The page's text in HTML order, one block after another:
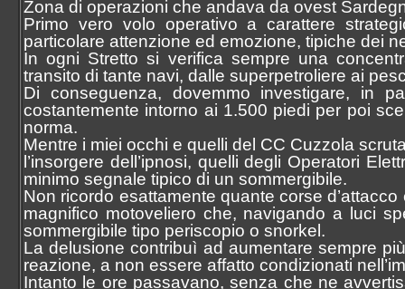
Zona di operazioni che andava da ovest
Primo vero volo operativo a carattere
particolare attenzione ed emozione, tipiche dei
In ogni Stretto si verifica sempre una
transito di tante navi, dalle superpetroliere ai
Di conseguenza, dovemmo investigare, in
costantemente intorno ai 1.500 piedi per poi
norma.
Mentre i miei occhi e quelli del CC Cuzzola
l’insorgere dell’ipnosi, quelli degli Operatori
minimo segnale tipico di un sommergibile.
Non ricordo esattamente quante corse
magnifico motoveliero che, navigando a luci
sommergibile tipo periscopio o snorkel.
La delusione contribuì ad aumentare sempre
reazione, a non essere affatto condizionati
Intanto le ore passavano, senza che ne